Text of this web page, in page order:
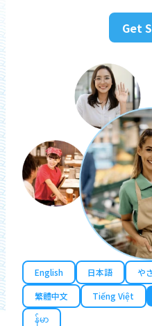
Get
English 日本語 や
繁體中文
Tiếng Việt
န်မာ